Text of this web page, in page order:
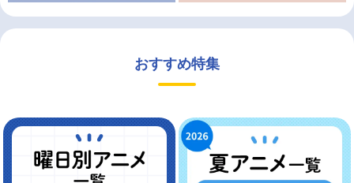
おすすめ特集